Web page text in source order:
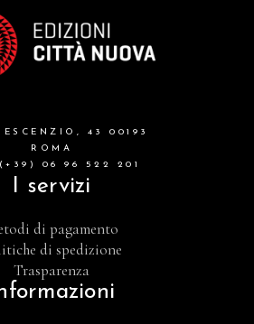
43 00193
ROMA
06 96 522 201
I servizi
di pagamento
di spedizione
Trasparenza